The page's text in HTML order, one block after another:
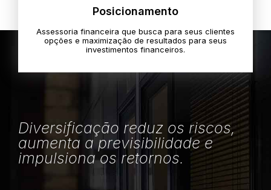
Posicionamento
Assessoria financeira que busca para seus clientes
opções e maximização de resultados para seus
investimentos financeiros.
Diversificação reduz os riscos,
aumenta a previsibilidade e
impulsiona os retornos.